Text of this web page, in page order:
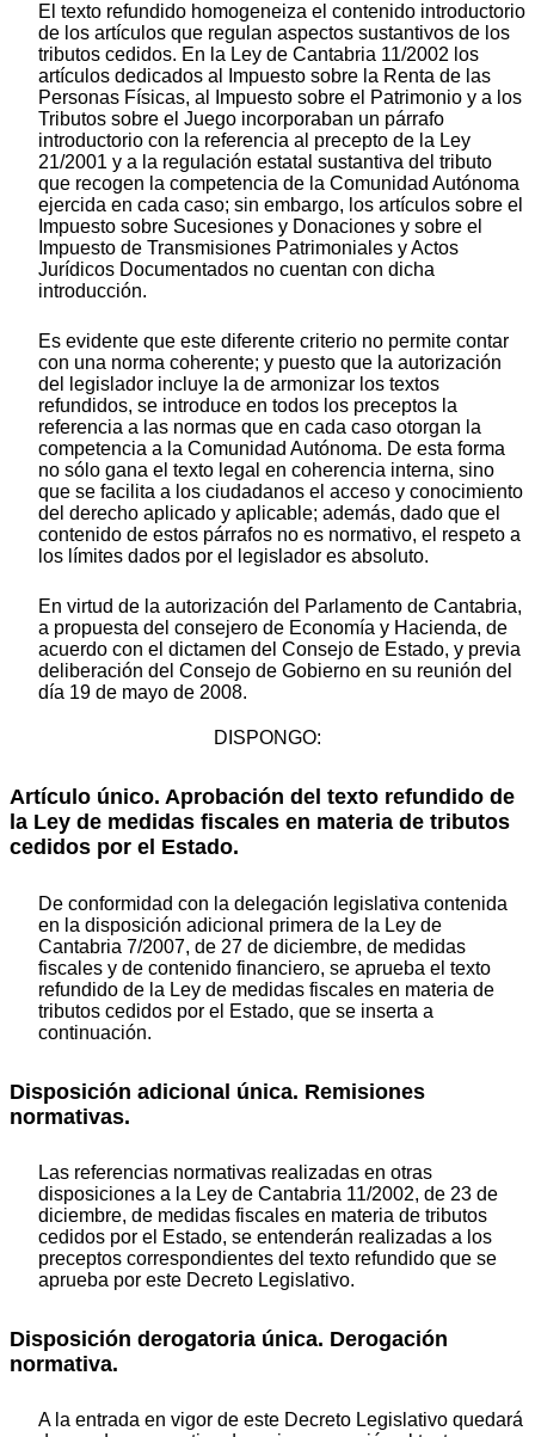
El texto refundido homogeneiza el contenido introductorio
de los artículos que regulan aspectos sustantivos de los
tributos cedidos. En la Ley de Cantabria 11/2002 los
artículos dedicados al Impuesto sobre la Renta de las
Personas Físicas, al Impuesto sobre el Patrimonio y a los
Tributos sobre el Juego incorporaban un párrafo
introductorio con la referencia al precepto de la Ley
21/2001 y a la regulación estatal sustantiva del tributo
que recogen la competencia de la Comunidad Autónoma
ejercida en cada caso; sin embargo, los artículos sobre el
Impuesto sobre Sucesiones y Donaciones y sobre el
Impuesto de Transmisiones Patrimoniales y Actos
Jurídicos Documentados no cuentan con dicha
introducción.
Es evidente que este diferente criterio no permite contar
con una norma coherente; y puesto que la autorización
del legislador incluye la de armonizar los textos
refundidos, se introduce en todos los preceptos la
referencia a las normas que en cada caso otorgan la
competencia a la Comunidad Autónoma. De esta forma
no sólo gana el texto legal en coherencia interna, sino
que se facilita a los ciudadanos el acceso y conocimiento
del derecho aplicado y aplicable; además, dado que el
contenido de estos párrafos no es normativo, el respeto a
los límites dados por el legislador es absoluto.
En virtud de la autorización del Parlamento de Cantabria,
a propuesta del consejero de Economía y Hacienda, de
acuerdo con el dictamen del Consejo de Estado, y previa
deliberación del Consejo de Gobierno en su reunión del
día 19 de mayo de 2008.
DISPONGO:
Artículo único. Aprobación del texto refundido de
la Ley de medidas fiscales en materia de tributos
cedidos por el Estado.
De conformidad con la delegación legislativa contenida
en la disposición adicional primera de la Ley de
Cantabria 7/2007, de 27 de diciembre, de medidas
fiscales y de contenido financiero, se aprueba el texto
refundido de la Ley de medidas fiscales en materia de
tributos cedidos por el Estado, que se inserta a
continuación.
Disposición adicional única. Remisiones
normativas.
Las referencias normativas realizadas en otras
disposiciones a la Ley de Cantabria 11/2002, de 23 de
diciembre, de medidas fiscales en materia de tributos
cedidos por el Estado, se entenderán realizadas a los
preceptos correspondientes del texto refundido que se
aprueba por este Decreto Legislativo.
Disposición derogatoria única. Derogación
normativa.
A la entrada en vigor de este Decreto Legislativo quedará